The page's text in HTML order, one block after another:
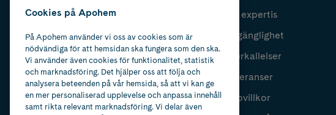
Vår expertis
Tillgänglighet
Återkallelser
Leveranser
Köpvillkor
Cookies på Apohem
På Apohem använder vi oss av cookies som är
nödvändiga för att hemsidan ska fungera som den ska.
Vi använder även cookies för funktionalitet, statistik
och marknadsföring. Det hjälper oss att följa och
analysera beteenden på vår hemsida, så att vi kan ge
en mer personaliserad upplevelse och anpassa innehåll
samt rikta relevant marknadsföring. Vi delar även